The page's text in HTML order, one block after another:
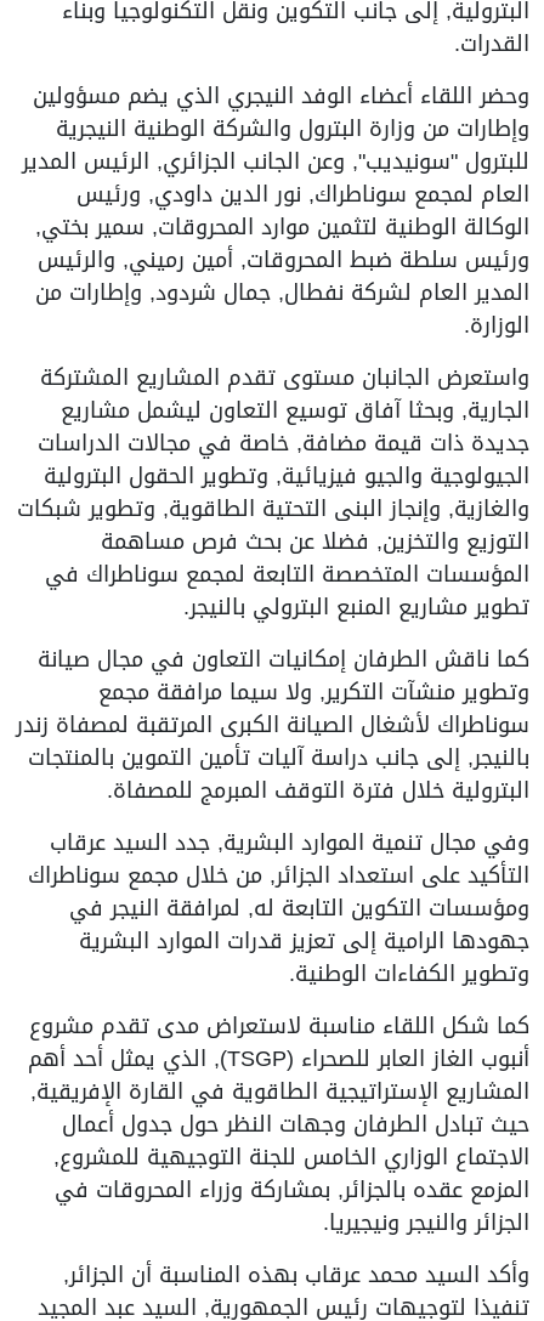
البترولية, إلى جانب التكوين ونقل التكنولوجيا وبناء
القدرات.
وحضر اللقاء أعضاء الوفد النيجري الذي يضم مسؤولين
وإطارات من وزارة البترول والشركة الوطنية النيجرية
للبترول "سونيديب", وعن الجانب الجزائري, الرئيس المدير
العام لمجمع سوناطراك, نور الدين داودي, ورئيس
الوكالة الوطنية لتثمين موارد المحروقات, سمير بختي,
ورئيس سلطة ضبط المحروقات, أمين رميني, والرئيس
المدير العام لشركة نفطال, جمال شردود, وإطارات من
الوزارة.
واستعرض الجانبان مستوى تقدم المشاريع المشتركة
الجارية, وبحثا آفاق توسيع التعاون ليشمل مشاريع
جديدة ذات قيمة مضافة, خاصة في مجالات الدراسات
الجيولوجية والجيو فيزيائية, وتطوير الحقول البترولية
والغازية, وإنجاز البنى التحتية الطاقوية, وتطوير شبكات
التوزيع والتخزين, فضلا عن بحث فرص مساهمة
المؤسسات المتخصصة التابعة لمجمع سوناطراك في
تطوير مشاريع المنبع البترولي بالنيجر.
كما ناقش الطرفان إمكانيات التعاون في مجال صيانة
وتطوير منشآت التكرير, ولا سيما مرافقة مجمع
سوناطراك لأشغال الصيانة الكبرى المرتقبة لمصفاة زندر
بالنيجر, إلى جانب دراسة آليات تأمين التموين بالمنتجات
البترولية خلال فترة التوقف المبرمج للمصفاة.
وفي مجال تنمية الموارد البشرية, جدد السيد عرقاب
التأكيد على استعداد الجزائر, من خلال مجمع سوناطراك
ومؤسسات التكوين التابعة له, لمرافقة النيجر في
جهودها الرامية إلى تعزيز قدرات الموارد البشرية
وتطوير الكفاءات الوطنية.
كما شكل اللقاء مناسبة لاستعراض مدى تقدم مشروع
أنبوب الغاز العابر للصحراء (TSGP), الذي يمثل أحد أهم
المشاريع الإستراتيجية الطاقوية في القارة الإفريقية,
حيث تبادل الطرفان وجهات النظر حول جدول أعمال
الاجتماع الوزاري الخامس للجنة التوجيهية للمشروع,
المزمع عقده بالجزائر, بمشاركة وزراء المحروقات في
الجزائر والنيجر ونيجيريا.
وأكد السيد محمد عرقاب بهذه المناسبة أن الجزائر,
تنفيذا لتوجيهات رئيس الجمهورية, السيد عبد المجيد